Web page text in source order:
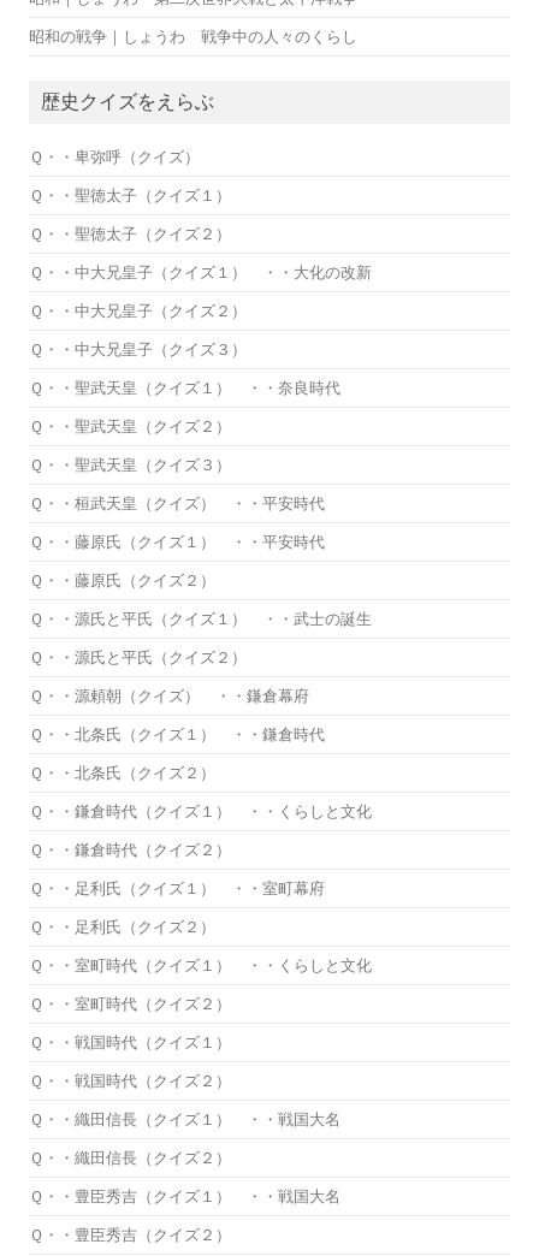
昭和の戦争｜しょうわ 戦争中の人々のくらし
歴史クイズをえらぶ
Ｑ・・卑弥呼（クイズ）
Ｑ・・聖徳太子（クイズ１）
Ｑ・・聖徳太子（クイズ２）
Ｑ・・中大兄皇子（クイズ１） ・・大化の改新
Ｑ・・中大兄皇子（クイズ２）
Ｑ・・中大兄皇子（クイズ３）
Ｑ・・聖武天皇（クイズ１） ・・奈良時代
Ｑ・・聖武天皇（クイズ２）
Ｑ・・聖武天皇（クイズ３）
Ｑ・・桓武天皇（クイズ） ・・平安時代
Ｑ・・藤原氏（クイズ１） ・・平安時代
Ｑ・・藤原氏（クイズ２）
Ｑ・・源氏と平氏（クイズ１） ・・武士の誕生
Ｑ・・源氏と平氏（クイズ２）
Ｑ・・源頼朝（クイズ） ・・鎌倉幕府
Ｑ・・北条氏（クイズ１） ・・鎌倉時代
Ｑ・・北条氏（クイズ２）
Ｑ・・鎌倉時代（クイズ１） ・・くらしと文化
Ｑ・・鎌倉時代（クイズ２）
Ｑ・・足利氏（クイズ１） ・・室町幕府
Ｑ・・足利氏（クイズ２）
Ｑ・・室町時代（クイズ１） ・・くらしと文化
Ｑ・・室町時代（クイズ２）
Ｑ・・戦国時代（クイズ１）
Ｑ・・戦国時代（クイズ２）
Ｑ・・織田信長（クイズ１） ・・戦国大名
Ｑ・・織田信長（クイズ２）
Ｑ・・豊臣秀吉（クイズ１） ・・戦国大名
Ｑ・・豊臣秀吉（クイズ２）